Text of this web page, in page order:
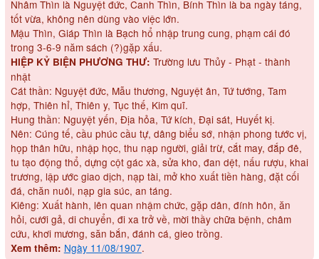
Nhâm Thìn là Nguyệt đức, Canh Thìn, Bính Thìn là ba ngày táng,
tốt vừa, không nên dùng vào việc lớn.
Mậu Thìn, Giáp Thìn là Bạch hổ nhập trung cung, phạm cái đó
trong 3-6-9 năm sách (?)gặp xấu.
HIỆP KỶ BIỆN PHƯƠNG THƯ: Trường lưu Thủy - Phạt - thành
nhật
Cát thần: Nguyệt đức, Mẫu thương, Nguyệt ân, Tứ tướng, Tam
hợp, Thiên hỉ, Thiên y, Tục thế, Kim quĩ.
Hung thần: Nguyệt yến, Địa hỏa, Tứ kích, Đại sát, Huyết kị.
Nên: Cúng tế, cầu phúc cầu tự, dâng biểu sớ, nhận phong tước vị,
họp thân hữu, nhập học, thu nạp người, giải trừ, cắt may, đắp đê,
tu tạo động thổ, dựng cột gác xà, sửa kho, đan dệt, nấu rượu, khai
trương, lập ước giao dịch, nạp tài, mở kho xuất tiền hàng, đặt cối
đá, chăn nuôi, nạp gia súc, an táng.
Kiêng: Xuất hành, lên quan nhậm chức, gặp dân, đính hôn, ăn
hỏi, cưới gả, di chuyển, đi xa trở về, mời thầy chữa bệnh, châm
cứu, khơi mương, săn bắn, đánh cá, gieo trồng.
Xem thêm: Ngày 11/08/1907.